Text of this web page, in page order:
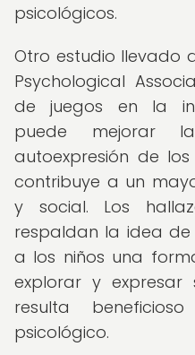
psicológicos.
Otro estudio llevado
Psychological
de juegos en la
puede mejorar
autoexpresión de
contribuye a un
y social. Los
respaldan la idea
a los niños una
explorar y expresar
resulta
psicológico.